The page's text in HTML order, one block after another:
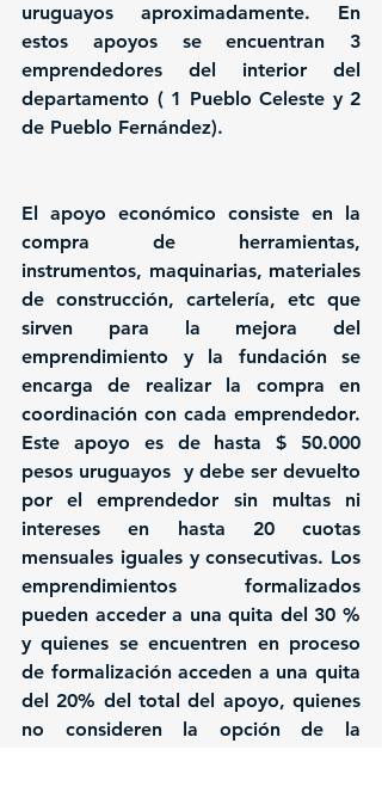
uruguayos aproximadamente. En
estos apoyos se encuentran 3
emprendedores del interior del
departamento ( 1 Pueblo Celeste y 2
de Pueblo Fernández).
El apoyo económico consiste en la
compra de herramientas,
instrumentos, maquinarias, materiales
de construcción, cartelería, etc que
sirven para la mejora del
emprendimiento y la fundación se
encarga de realizar la compra en
coordinación con cada emprendedor.
Este apoyo es
pesos uruguayos  y debe ser devuelto
por el emprendedor sin multas ni
intereses en hasta 20 cuotas
mensuales iguales y consecutivas. Los
emprendimientos formalizados
pueden acceder a una quita del 30 %
y quienes se encuentren en proceso
de formalización acceden a una quita
del 20% del total del apoyo, quienes
no consideren la opción de la